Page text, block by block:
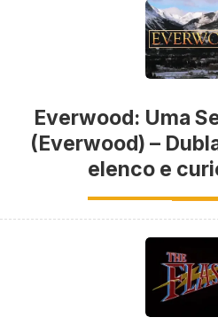
Everwood: Uma
(Everwood) –
elenco e